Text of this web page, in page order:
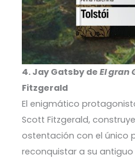
4. Jay Gatsby de El gran
Fitzgerald
El enigmático
Scott Fitzgerald,
ostentación con el único
reconquistar a su antiguo